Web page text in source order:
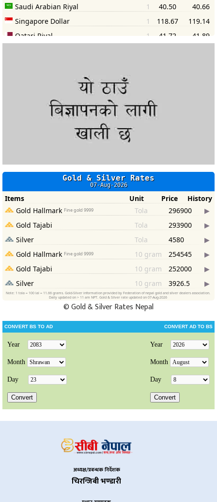
©Gold & Silver Rates Nepal
अध्यक्ष/प्रबन्धक निर्देशक
चिरन्जिबी भण्डारी